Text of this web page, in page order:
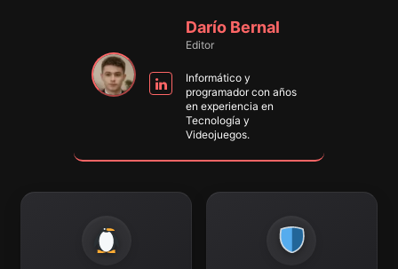
Darío Bernal
Editor
Informático y
programador con años
en experiencia en
Tecnología y
Videojuegos.